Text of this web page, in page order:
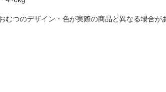
むつのデザイン・色が実際の商品と異なる場合が